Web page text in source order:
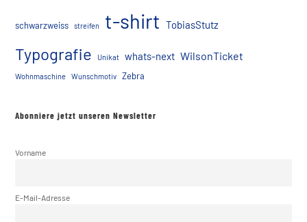
schwarzweiss streifen t-shirt TobiasStutz
Typografie Unikat whats-next WilsonTicket
Wohnmaschine Wunschmotiv Zebra
Abonniere jetzt unseren Newsletter
Vorname
E-Mail-Adresse